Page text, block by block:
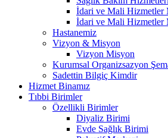
İdari ve Mali Hizmetler
İdari ve Mali Hizmetler
Hastanemiz
Vizyon & Misyon
Vizyon Misyon
Kurumsal Organizsazyon
Sadettin Bilgiç Kimdir
Hizmet Binamız
Tıbbi Birimler
Özellikli Birimler
Diyaliz Birimi
Evde Sağlık Birimi